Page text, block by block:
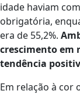
idade haviam
obrigatória,
era de 55,2%.
crescimento em
tendência
Em relação à cor